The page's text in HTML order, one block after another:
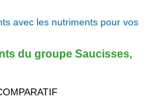
avec les nutriments pour vos
du groupe Saucisses,